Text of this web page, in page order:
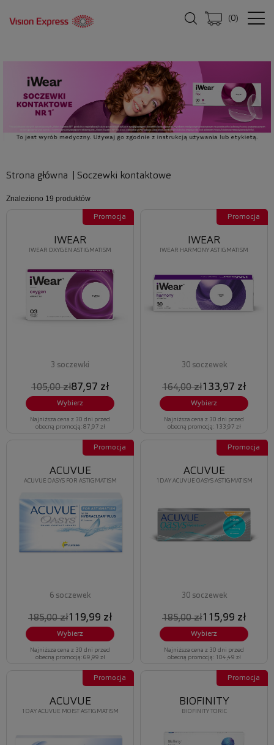
(0)
Strona główna Soczewki kontaktowe
Znaleziono 19 produktów
Promocja
IWEAR OXYGEN ASTIGMATISM
IWEAR
3 soczewki
105,00 zł87,97 zł
Wybierz
Najniższa cena z 30 dni przed
obecną promocją: 87,97 zł
Promocja
IWEAR HARMONY ASTIGMATISM
IWEAR
30 soczewek
164,00 zł133,97 zł
Wybierz
Najniższa cena z 30 dni przed
obecną promocją: 133,97 zł
Promocja
ACUVUE OASYS FOR ASTIGMATISM
ACUVUE
6 soczewek
185,00 zł119,99 zł
Wybierz
Najniższa cena z 30 dni przed
obecną promocją: 69,99 zł
Promocja
1DAY ACUVUE OASYS ASTIGMATISM
ACUVUE
30 soczewek
185,00 zł115,99 zł
Wybierz
Najniższa cena z 30 dni przed
obecną promocją: 104,49 zł
Promocja
1DAY ACUVUE MOIST ASTIGMATISM
ACUVUE
Promocja
BIOFINITY TORIC
BIOFINITY